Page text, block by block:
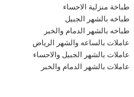
طباخة منزلية الاحساء
طباخه بالشهر الجبيل
طباخه بالشهر الدمام والخبر
عاملات بالساعه والشهر الرياض
عاملات بالشهر الجبيل والاحساء
عاملات بالشهر الدمام والخبر